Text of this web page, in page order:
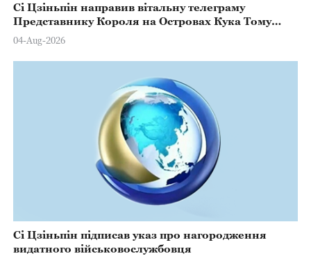
Сі Цзіньпін направив вітальну телеграму
Представнику Короля на Островах Кука Тому
Марстерсу з нагоди Дня Конституції
04-Aug-2026
Сі Цзіньпін підписав указ про нагородження
видатного військовослужбовця